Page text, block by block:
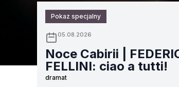
Pokaz specjalny
05.08.2026
Noce Cabirii |
FELLINI: ciao a tutti!
dramat